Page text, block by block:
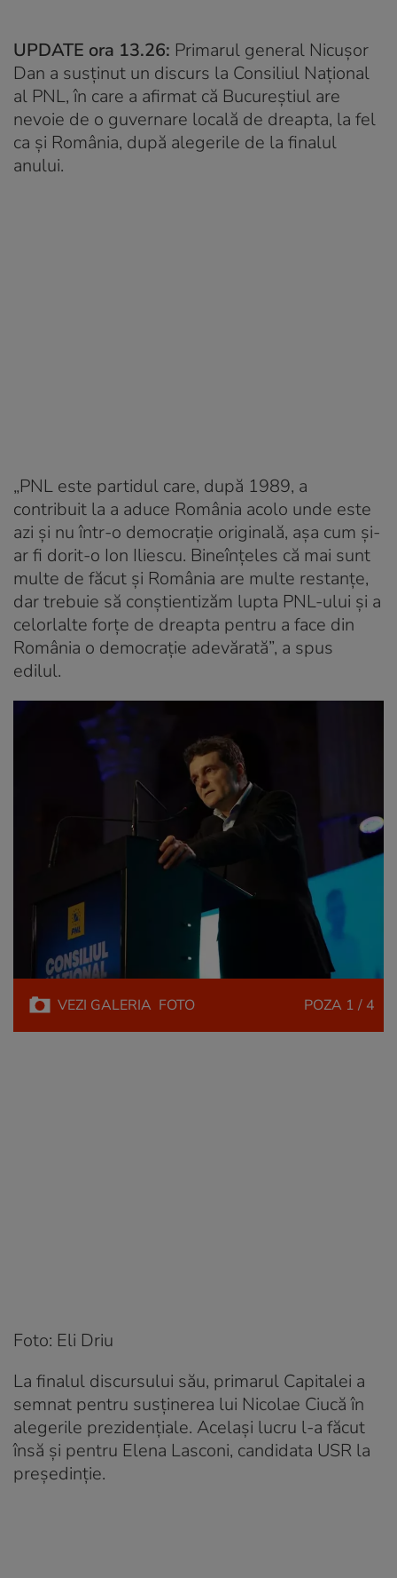
UPDATE ora 13.26: Primarul general Nicușor
Dan a susținut un discurs la Consiliul Național
al PNL, în care a afirmat că Bucureștiul are
nevoie de o guvernare locală de dreapta, la fel
ca și România, după alegerile de la finalul
anului.
„PNL este partidul care, după 1989, a
contribuit la a aduce România acolo unde este
azi și nu într-o democrație originală, așa cum și-
ar fi dorit-o Ion Iliescu. Bineînțeles că mai sunt
multe de făcut și România are multe restanțe,
dar trebuie să conştientizăm lupta PNL-ului şi a
celorlalte forţe de dreapta pentru a face din
România o democraţie adevărată”, a spus
edilul.
VEZI GALERIA FOTO POZA 1 / 4
Foto: Eli Driu
La finalul discursului său, primarul Capitalei a
semnat pentru susținerea lui Nicolae Ciucă în
alegerile prezidențiale. Același lucru l-a făcut
însă și pentru Elena Lasconi, candidata USR la
președinție.